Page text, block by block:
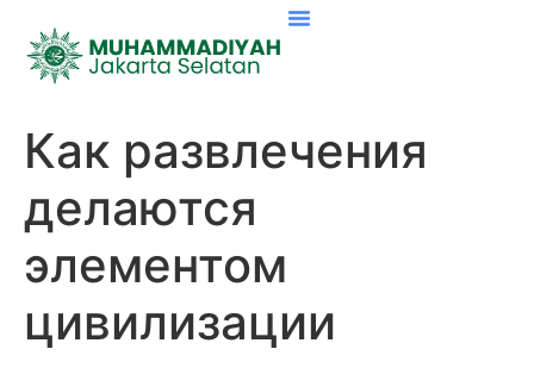
Как развлечения
делаются
элементом
цивилизации